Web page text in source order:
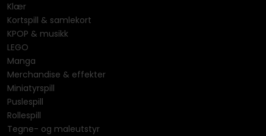
Klær
Kortspill & samlekort
KPOP & musikk
LEGO
Manga
Merchandise & effekter
Miniatyrspill
Puslespill
Rollespill
Tegne- og maleutstyr